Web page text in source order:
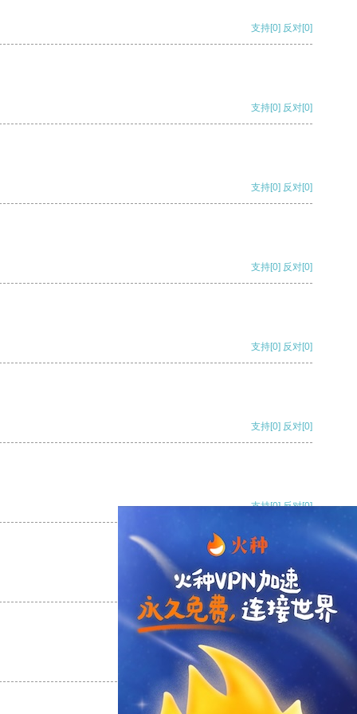
支持[0] 反对[0]
支持[0] 反对[0]
支持[0] 反对[0]
支持[0] 反对[0]
支持[0] 反对[0]
支持[0] 反对[0]
支持[0] 反对[0]
支持[0] 反对
支持